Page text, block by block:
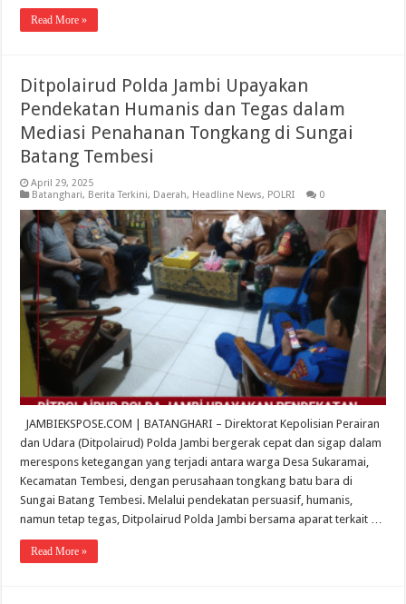
Read More »
Ditpolairud Polda Jambi Upayakan
Pendekatan Humanis dan Tegas dalam
Mediasi Penahanan Tongkang di Sungai
Batang Tembesi
April 29, 2025
Batanghari, Berita Terkini, Daerah, Headline News, POLRI 0
JAMBIEKSPOSE.COM | BATANGHARI – Direktorat Kepolisian Perairan
dan Udara (Ditpolairud) Polda Jambi bergerak cepat dan sigap dalam
merespons ketegangan yang terjadi antara warga Desa Sukaramai,
Kecamatan Tembesi, dengan perusahaan tongkang batu bara di
Sungai Batang Tembesi. Melalui pendekatan persuasif, humanis,
namun tetap tegas, Ditpolairud Polda Jambi bersama aparat terkait …
Read More »